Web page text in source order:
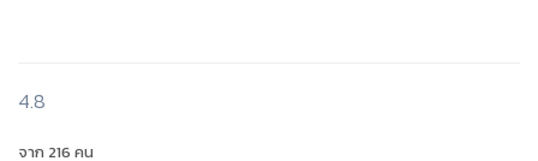
4.8
จาก 216 คน